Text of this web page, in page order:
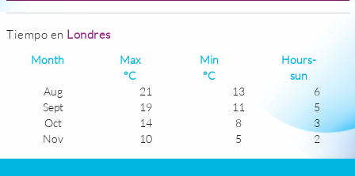
Tiempo en Londres
Month
Max
°C
Min
°C
Hours-
sun
Aug
21 13
6
Sept
19 11
5
Oct
14 8
3
Nov
10 5
2